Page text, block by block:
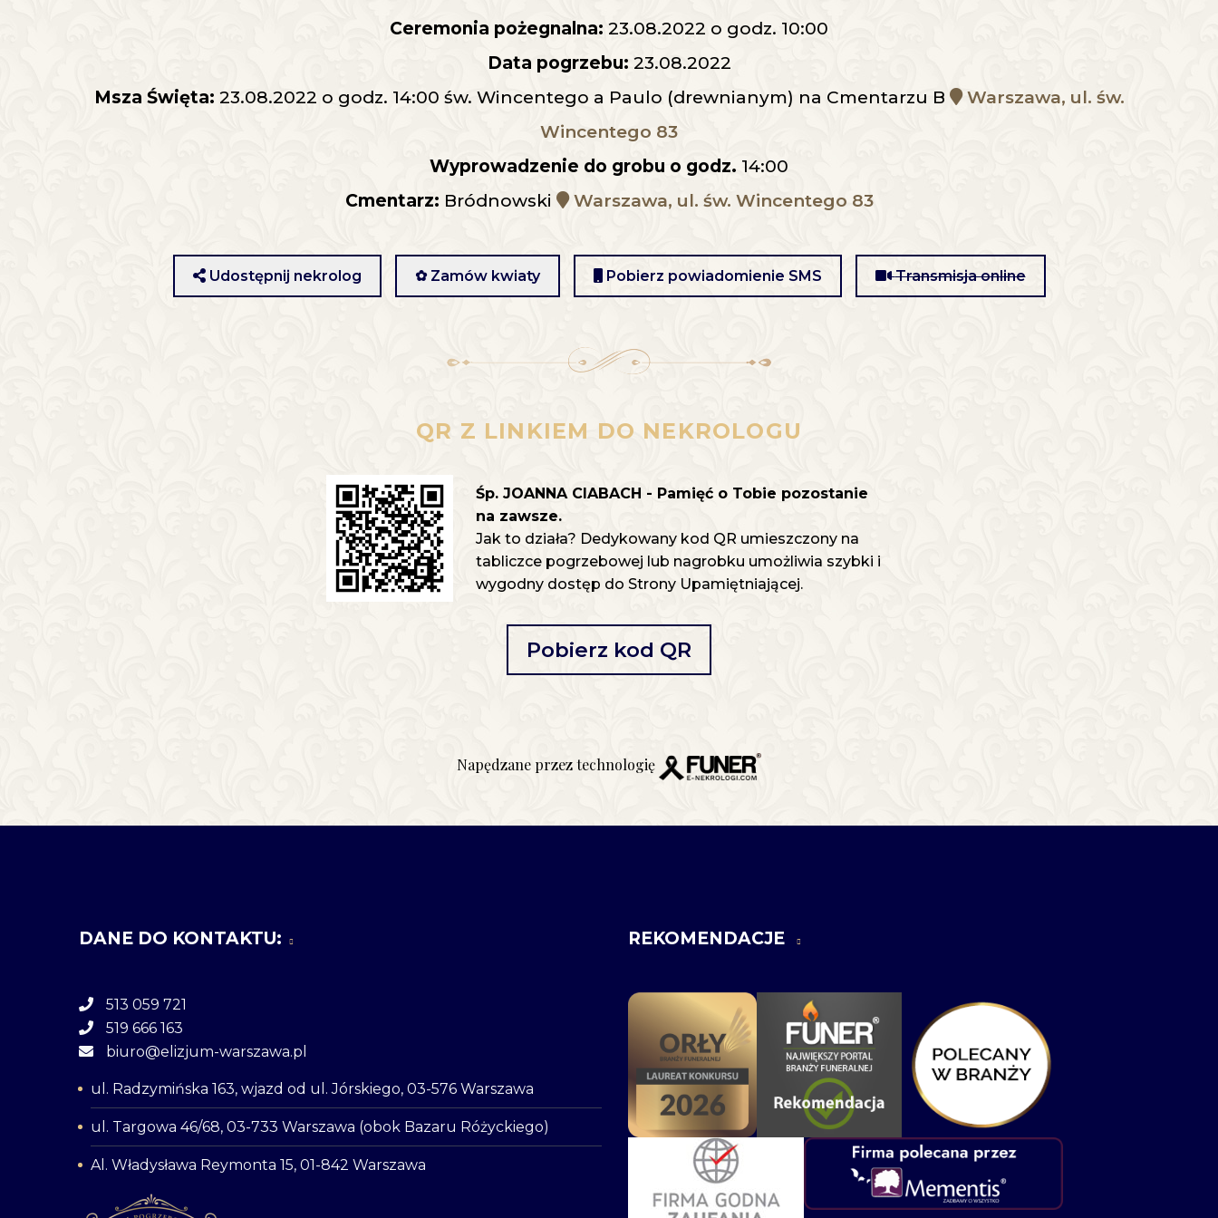
Ceremonia pożegnalna: 23.08.2022 o godz. 10:00
Data pogrzebu: 23.08.2022
Msza Święta: 23.08.2022 o godz. 14:00 św. Wincentego a Paulo (drewnianym) na Cmentarzu B
Warszawa, ul. św.
Wincentego 83
Wyprowadzenie do grobu o godz. 14:00
Cmentarz: Bródnowski Warszawa, ul. św. Wincentego 83
Udostępnij nekrolog ✿ Zamów kwiaty Pobierz powiadomienie SMS Transmisja online
QR Z LINKIEM DO NEKROLOGU
Śp. JOANNA CIABACH - Pamięć o Tobie pozostanie
na zawsze.
Jak to działa? Dedykowany kod QR umieszczony na
tabliczce pogrzebowej lub nagrobku umożliwia szybki i
wygodny dostęp do Strony Upamiętniającej.
Pobierz kod QR
Napędzane przez technologię
DANE DO KONTAKTU:
513 059 721
519 666 163
biuro@elizjum-warszawa.pl
ul. Radzymińska 163, wjazd od ul. Jórskiego, 03-576 Warszawa
ul. Targowa 46/68, 03-733 Warszawa (obok Bazaru Różyckiego)
Al. Władysława Reymonta 15, 01-842 Warszawa
REKOMENDACJE